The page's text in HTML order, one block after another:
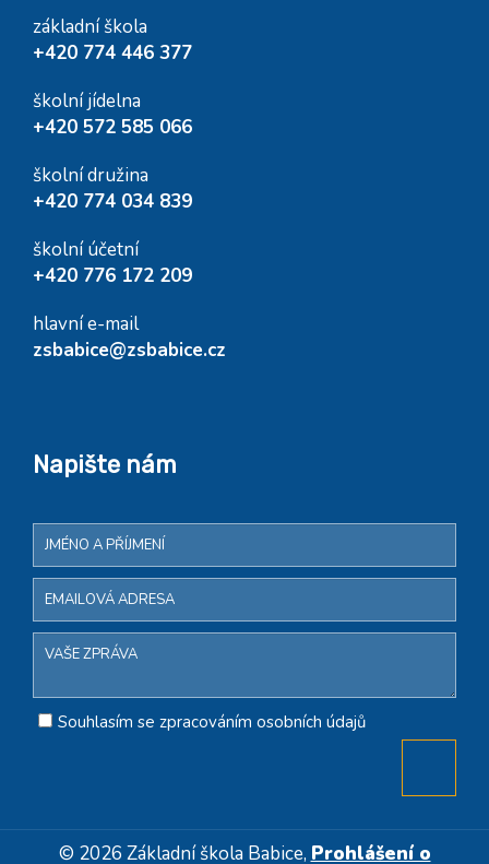
základní škola
+420 774 446 377
školní jídelna
+420 572 585 066
školní družina
+420 774 034 839
školní účetní
+420 776 172 209
hlavní e-mail
zsbabice@zsbabice.cz
Napište nám
Souhlasím se zpracováním osobních údajů
© 2026 Základní škola Babice, Prohlášení o